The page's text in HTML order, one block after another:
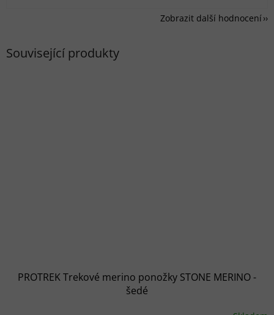
Související produkty
PROTREK Trekové merino ponožky STONE MERINO -
šedé
Zobrazit další hodnocení